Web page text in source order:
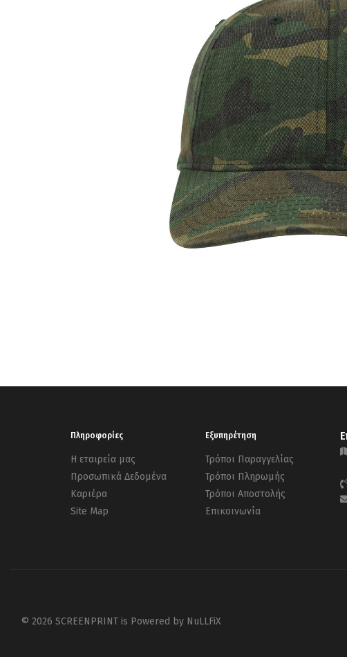
Πληροφορίες
Η εταιρεία μας
Προσωπικά Δεδομένα
Καριέρα
Site Map
Εξυπηρέτηση
Τρόποι Παραγγελίας
Τρόποι Πληρωμής
Τρόποι Αποστολής
Επικοινωνία
© 2026 SCREENPRINT is Powered by NuLLFiX